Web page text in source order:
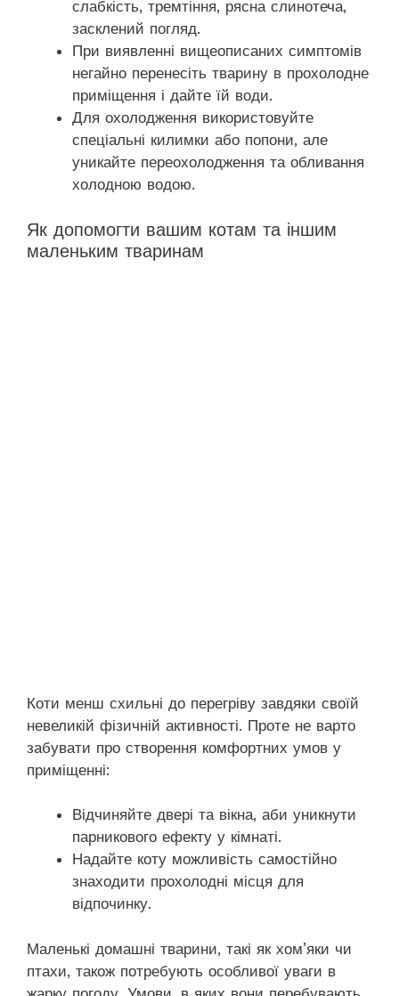
слабкість, тремтіння, рясна слинотеча,
засклений погляд.
При виявленні вищеописаних симптомів
негайно перенесіть тварину в прохолодне
приміщення і дайте їй води.
Для охолодження використовуйте
спеціальні килимки або попони, але
уникайте переохолодження та обливання
холодною водою.
Як допомогти вашим котам та іншим
маленьким тваринам
Коти менш схильні до перегріву завдяки своїй
невеликій фізичній активності. Проте не варто
забувати про створення комфортних умов у
приміщенні:
Відчиняйте двері та вікна, аби уникнути
парникового ефекту у кімнаті.
Надайте коту можливість самостійно
знаходити прохолодні місця для
відпочинку.
Маленькі домашні тварини, такі як хом’яки чи
птахи, також потребують особливої уваги в